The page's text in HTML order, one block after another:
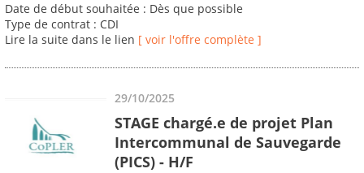
Date de début souhaitée : Dès que possible
Type de contrat : CDI
Lire la suite dans le lien [ voir l'offre complète ]
29/10/2025
STAGE chargé.e de projet Plan
Intercommunal de Sauvegarde
(PICS) - H/F